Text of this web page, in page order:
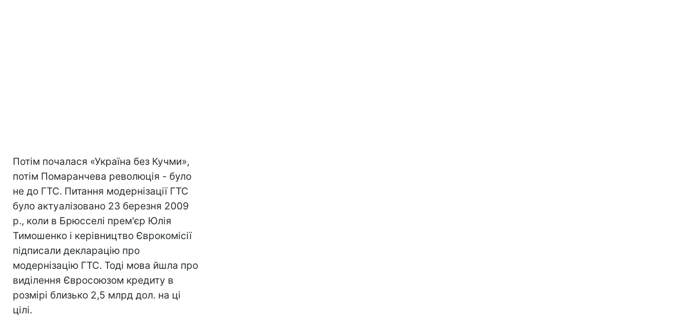
Потім почалася «Україна без Кучми»,
потім Помаранчева революція - було
не до ГТС. Питання модернізації ГТС
було актуалізовано 23 березня 2009
р., коли в Брюсселі прем'єр Юлія
Тимошенко і керівництво Єврокомісії
підписали декларацію про
модернізацію ГТС. Тоді мова йшла про
виділення Євросоюзом кредиту в
розмірі близько 2,5 млрд дол. на ці
цілі.